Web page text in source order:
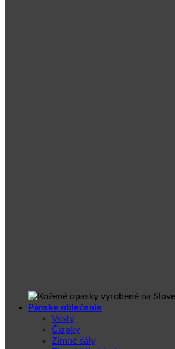
Pánske oblečenie
Vesty
Čiapky
Zimné šály